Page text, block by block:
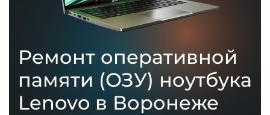
Ремонт оперативной
памяти (ОЗУ) ноутбука
Lenovo в Воронеже